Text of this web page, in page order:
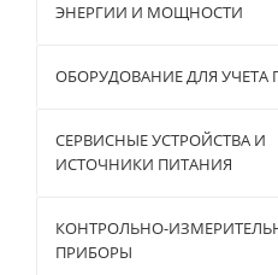
ЭНЕРГИИ И МОЩНОСТИ
ОБОРУДОВАНИЕ ДЛЯ УЧЕТА
СЕРВИСНЫЕ УСТРОЙСТВА И
ИСТОЧНИКИ ПИТАНИЯ
КОНТРОЛЬНО-
ПРИБОРЫ